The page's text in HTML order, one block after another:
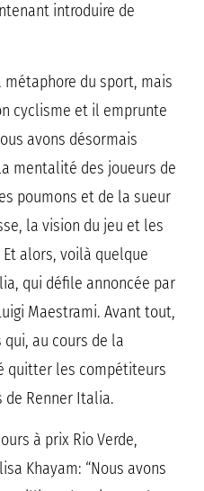
introduire de
du sport, mais
cyclisme et il emprunte
avons désormais
mentalité des joueurs de
poumons et de la sueur
la vision du jeu et les
alors, voilà quelque
qui défile annoncée par
Maestrami. Avant tout,
au cours de la
quitter les compétiteurs
de Renner Italia.
à prix Rio Verde,
Khayam: “Nous avons